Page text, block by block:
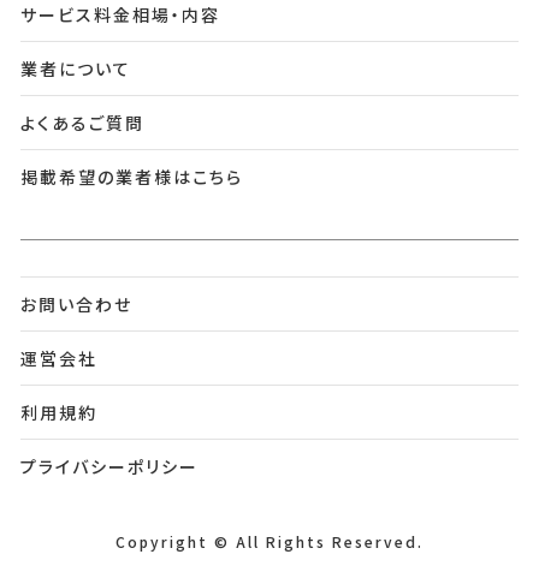
サービス料金相場・内容
業者について
よくあるご質問
掲載希望の業者様はこちら
お問い合わせ
運営会社
利用規約
プライバシーポリシー
Copyright © All Rights Reserved.